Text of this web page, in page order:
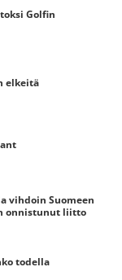
Golfin
elkeitä
vihdoin Suomeen
onnistunut liitto
todella